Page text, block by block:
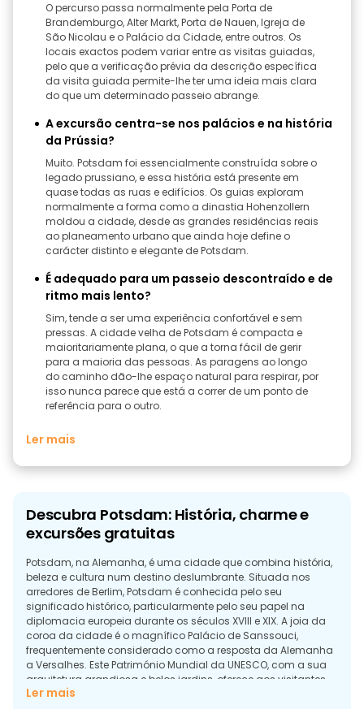
O percurso passa normalmente pela Porta de
Brandemburgo, Alter Markt, Porta de Nauen, Igreja de
São Nicolau e o Palácio da Cidade, entre outros. Os
locais exactos podem variar entre as visitas guiadas,
pelo que a verificação prévia da descrição específica
da visita guiada permite-lhe ter uma ideia mais clara
do que um determinado passeio abrange.
A excursão centra-se nos palácios e na história
da Prússia?
Muito. Potsdam foi essencialmente construída sobre o
legado prussiano, e essa história está presente em
quase todas as ruas e edifícios. Os guias exploram
normalmente a forma como a dinastia Hohenzollern
moldou a cidade, desde as grandes residências reais
ao planeamento urbano que ainda hoje define o
carácter distinto e elegante de Potsdam.
É adequado para um passeio descontraído e de
ritmo mais lento?
Sim, tende a ser uma experiência confortável e sem
pressas. A cidade velha de Potsdam é compacta e
maioritariamente plana, o que a torna fácil de gerir
para a maioria das pessoas. As paragens ao longo
do caminho dão-lhe espaço natural para respirar, por
isso nunca parece que está a correr de um ponto de
referência para o outro.
Ler mais
Descubra Potsdam: História, charme e
excursões gratuitas
Potsdam, na Alemanha, é uma cidade que combina história,
beleza e cultura num destino deslumbrante. Situada nos
arredores de Berlim, Potsdam é conhecida pelo seu
significado histórico, particularmente pelo seu papel na
diplomacia europeia durante os séculos XVIII e XIX. A joia da
coroa da cidade é o magnífico Palácio de Sanssouci,
frequentemente considerado como a resposta da Alemanha
a Versalhes. Este Património Mundial da UNESCO, com a sua
arquitetura grandiosa e belos jardins, oferece aos visitantes
um vislumbre da vida opulenta dos reis da Prússia.
Ler mais